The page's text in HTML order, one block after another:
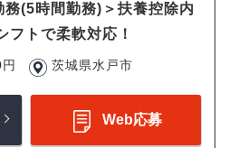
務(5時間勤務)＞扶養控除内
フトで柔軟対応！
茨城県水戸市
Web応募